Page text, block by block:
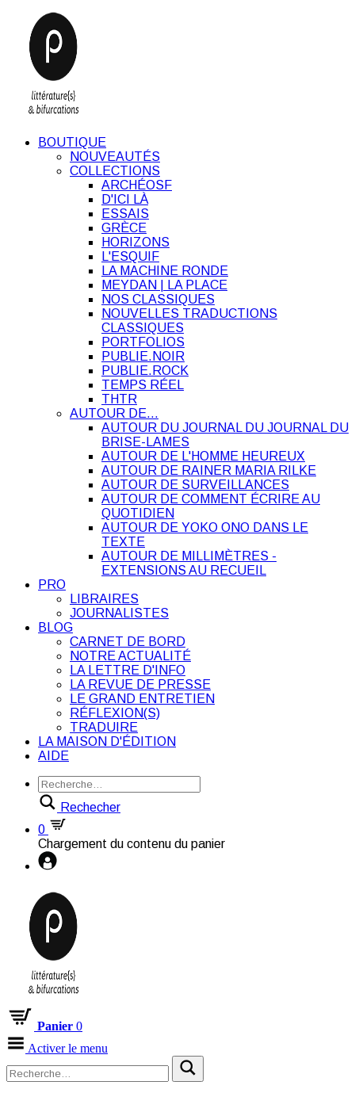
BOUTIQUE
NOUVEAUTÉS
COLLECTIONS
ARCHÉOSF
D'ICI LÀ
ESSAIS
GRÈCE
HORIZONS
L'ESQUIF
LA MACHINE RONDE
MEYDAN | LA PLACE
NOS CLASSIQUES
NOUVELLES TRADUCTIONS
CLASSIQUES
PORTFOLIOS
PUBLIE.NOIR
PUBLIE.ROCK
TEMPS RÉEL
THTR
AUTOUR DE…
AUTOUR DU JOURNAL DU JOURNAL DU
BRISE-LAMES
AUTOUR DE L'HOMME HEUREUX
AUTOUR DE RAINER MARIA RILKE
AUTOUR DE SURVEILLANCES
AUTOUR DE COMMENT ÉCRIRE AU
QUOTIDIEN
AUTOUR DE YOKO ONO DANS LE
TEXTE
AUTOUR DE MILLIMÈTRES -
EXTENSIONS AU RECUEIL
PRO
LIBRAIRES
JOURNALISTES
BLOG
CARNET DE BORD
NOTRE ACTUALITÉ
LA LETTRE D'INFO
LA REVUE DE PRESSE
LE GRAND ENTRETIEN
RÉFLEXION(S)
TRADUIRE
LA MAISON D'ÉDITION
AIDE
Rechecher
0
Chargement du contenu du panier
Panier 0
Activer le menu